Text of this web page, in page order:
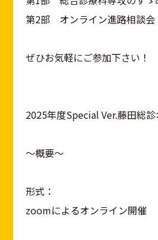
第2部 オンライン進路相談会
ぜひお気軽にご参加下さい！
2025年度Special Ver.藤田総
～概要～
形式：
zoomによるオンライン開催